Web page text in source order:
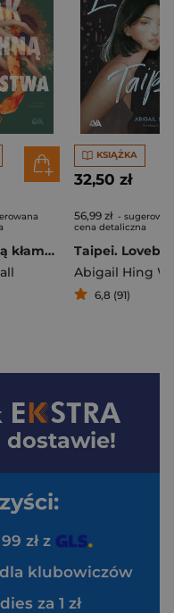
Jak pachną kłamstwa
KSIĄŻKA
32,50 zł
56,99 zł -
cena detaliczna
Taipei.
Abigail Hing
6,8 (91)
dostawie!
zł z
klubowiczów
za 1 zł